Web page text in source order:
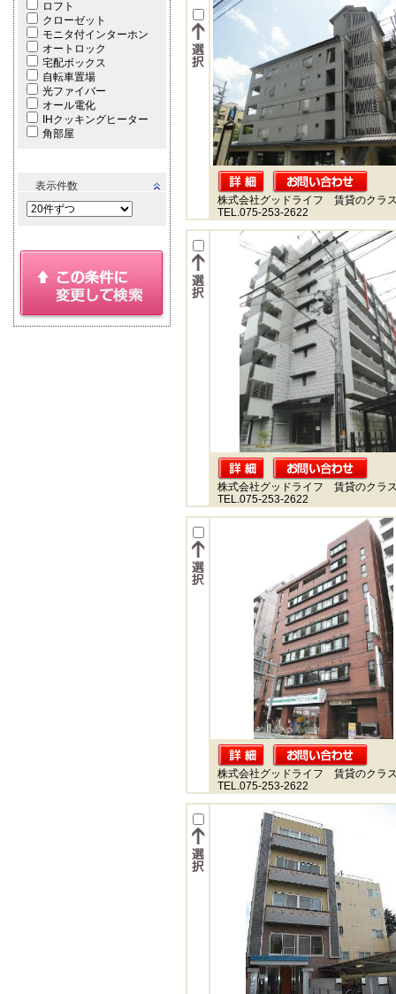
ロフト
クローゼット
モニタ付インターホン
オートロック
宅配ボックス
自転車置場
光ファイバー
オール電化
IHクッキングヒーター
角部屋
表示件数
株式会社グッドライフ 賃貸のクラ
TEL.075-253-2622
株式会社グッドライフ 賃貸のクラ
TEL.075-253-2622
株式会社グッドライフ 賃貸のクラ
TEL.075-253-2622